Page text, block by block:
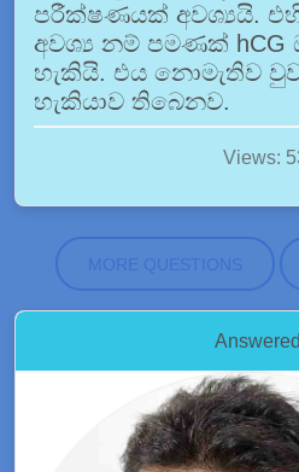
පරීක්ෂණයක් අවශ්‍යයි.
අවශ්‍ය නම් පමණක් hCG
හැකියි. එය නොමැතිව
හැකියාව තිබෙනව.
Views:
MORE QUESTIONS